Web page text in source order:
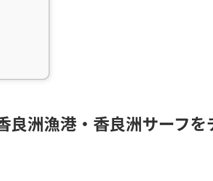
良洲漁港・香良洲サーフを